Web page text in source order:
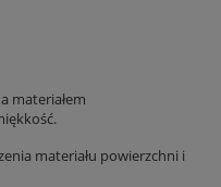
materiałem
materiału powierzchni i